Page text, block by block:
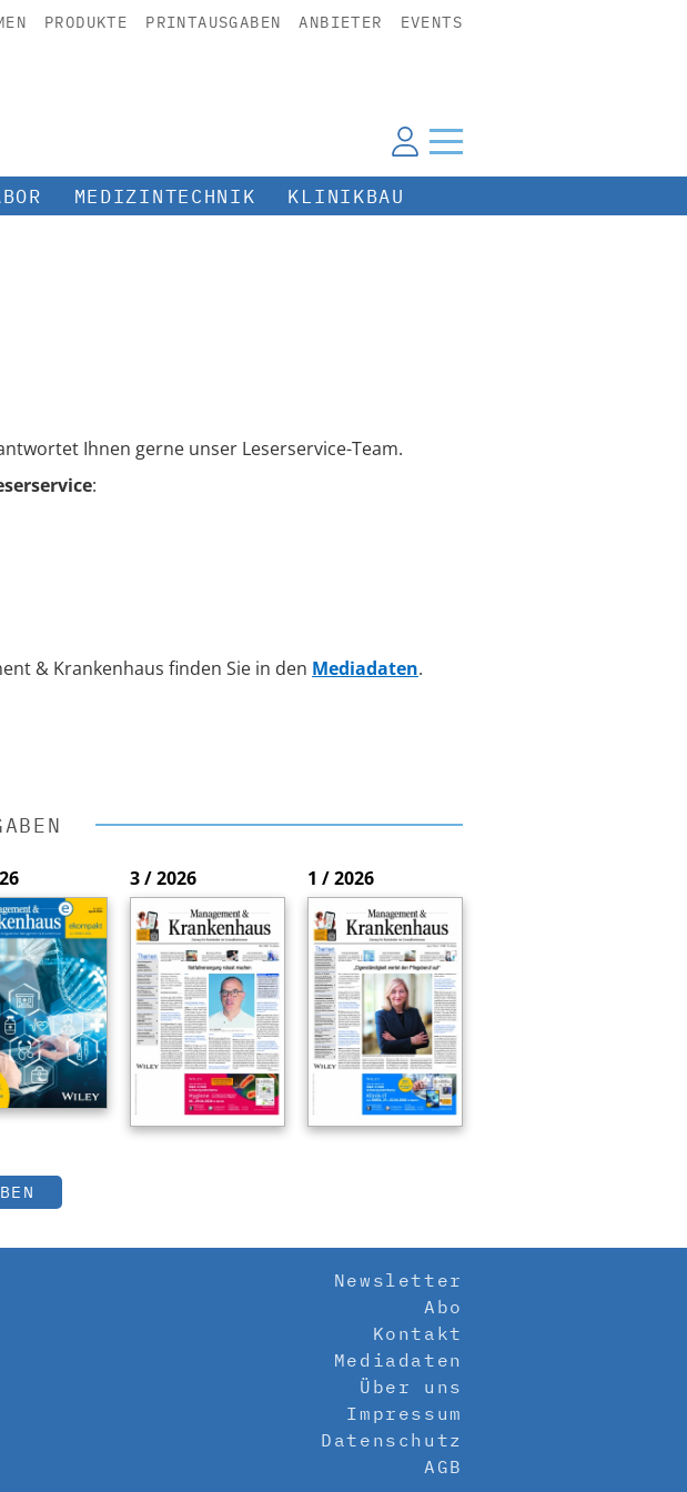
PRODUKTE PRINTAUSGABEN ANBIETER EVENTS
MEDIZINTECHNIK KLINIKBAU
Ihnen gerne unser Leserservice-Team.
:
& Krankenhaus finden Sie in den Mediadaten.
3 / 2026 1 / 2026
Newsletter
Abo
Kontakt
Mediadaten
Über uns
Impressum
Datenschutz
AGB